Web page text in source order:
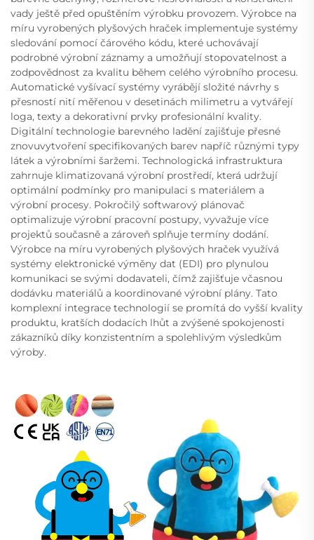
vady ještě před opuštěním výrobku provozem. Výrobce na
míru vyrobených plyšových hraček implementuje systémy
sledování pomocí čárového kódu, které uchovávají
podrobné výrobní záznamy a umožňují stopovatelnost a
zodpovědnost za kvalitu během celého výrobního procesu.
Automatické vyšívací systémy vyrábějí složité návrhy s
přesností nití měřenou v desetinách milimetru a vytvářejí
loga, texty a dekorativní prvky profesionální kvality.
Digitální technologie barevného ladění zajišťuje přesné
znovuvytvoření specifikovaných barev napříč různými typy
látek a výrobními šaržemi. Technologická infrastruktura
zahrnuje klimatizovaná výrobní prostředí, která udržují
optimální podmínky pro manipulaci s materiálem a
výrobní procesy. Pokročilý softwarový plánovač
optimalizuje výrobní pracovní postupy, vyvažuje více
projektů současně a zároveň splňuje termíny dodání.
Výrobce na míru vyrobených plyšových hraček využívá
systémy elektronické výměny dat (EDI) pro plynulou
komunikaci se svými dodavateli, čímž zajišťuje včasnou
dodávku materiálů a koordinované výrobní plány. Tato
komplexní integrace technologií se promítá do vyšší kvality
produktu, kratších dodacích lhůt a zvýšené spokojenosti
zákazníků díky konzistentním a spolehlivým výsledkům
výroby.